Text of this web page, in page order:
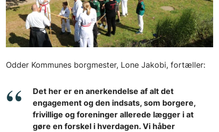
Odder Kommunes borgmester, Lone Jakobi, fortæller:
Det her er en anerkendelse af alt det
engagement og den indsats, som borgere,
frivillige og foreninger allerede lægger i at
gøre en forskel i hverdagen. Vi håber